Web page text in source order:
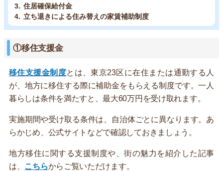
住居確保給付金
立ち退きによる住み替えの家賃補助制度
①移住支援金
移住支援金制度とは、東京23区に在住または通勤する人
が、地方に移住する際に補助金をもらえる制度です。一人
暮らしは条件を満たすと、最大60万円を受け取れます。
実施期間や受け取る条件は、自治体ごとに異なります。あ
らかじめ、公式サイトなどで確認しておきましょう。
地方移住に関する支援制度や、街の魅力を紹介した記事
は、 こちらからご覧いただけます。